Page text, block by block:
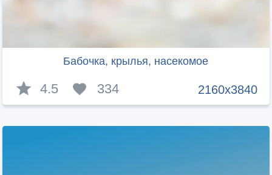
Бабочка, крылья, насекомое
2160x3840
4.5 334